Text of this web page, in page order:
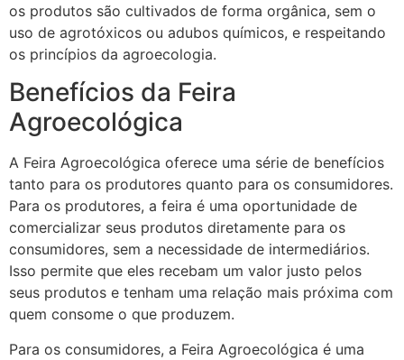
os produtos são cultivados de forma orgânica, sem o
uso de agrotóxicos ou adubos químicos, e respeitando
os princípios da agroecologia.
Benefícios da Feira
Agroecológica
A Feira Agroecológica oferece uma série de benefícios
tanto para os produtores quanto para os consumidores.
Para os produtores, a feira é uma oportunidade de
comercializar seus produtos diretamente para os
consumidores, sem a necessidade de intermediários.
Isso permite que eles recebam um valor justo pelos
seus produtos e tenham uma relação mais próxima com
quem consome o que produzem.
Para os consumidores, a Feira Agroecológica é uma